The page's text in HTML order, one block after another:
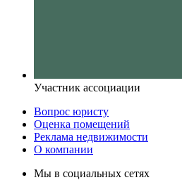
Участник ассоциации
Вопрос юристу
Оценка помещений
Реклама недвижимости
О компании
Мы в социальных сетях